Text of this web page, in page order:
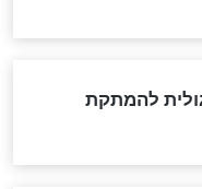
התגלה
כל השנים"